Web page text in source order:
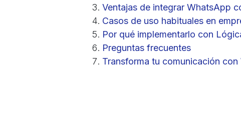
Ventajas de integrar WhatsApp
Casos de uso habituales en
Por qué implementarlo con
Preguntas frecuentes
Transforma tu comunicación